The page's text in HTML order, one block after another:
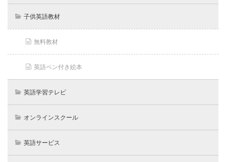
子供英語教材
無料教材
英語ペン付き絵本
英語学習テレビ
オンラインスクール
英語サービス